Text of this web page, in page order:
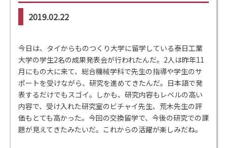
2019.02.22
今日は、タイからものつくり大学に留学している泰日工業
大学の学生2名の成果発表会が行われたんだ。2人は昨年11
月にもの大に来て、総合機械学科で先生の指導や学生のサ
ポートを受けながら、研究を進めてきたんだ。日本語で発
表するだけでもスゴイ。しかも、研究内容もレベルの高い
内容で、受け入れた研究室のビチャイ先生、荒木先生の評
価もとても高かった。今回の交換留学で、今後の研究での課
題が見えてきたみたいだ。これからの活躍が楽しみだね。